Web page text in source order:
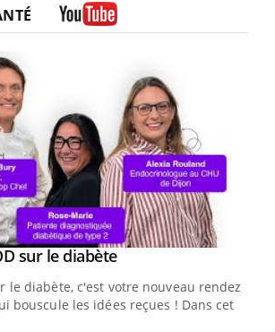
sur le diabèteYoutube
le diabète, c'est votre nouveau rendez-
bouscule les idées reçues ! Dans cet